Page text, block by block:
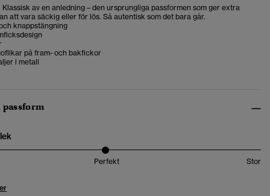
av en anledning – den ursprungliga passformen som ger extra
att vara säckig eller för lös. Så autentisk som det bara går.
knappstängning
på fram- och bakfickor
i metall
Perfekt Stor